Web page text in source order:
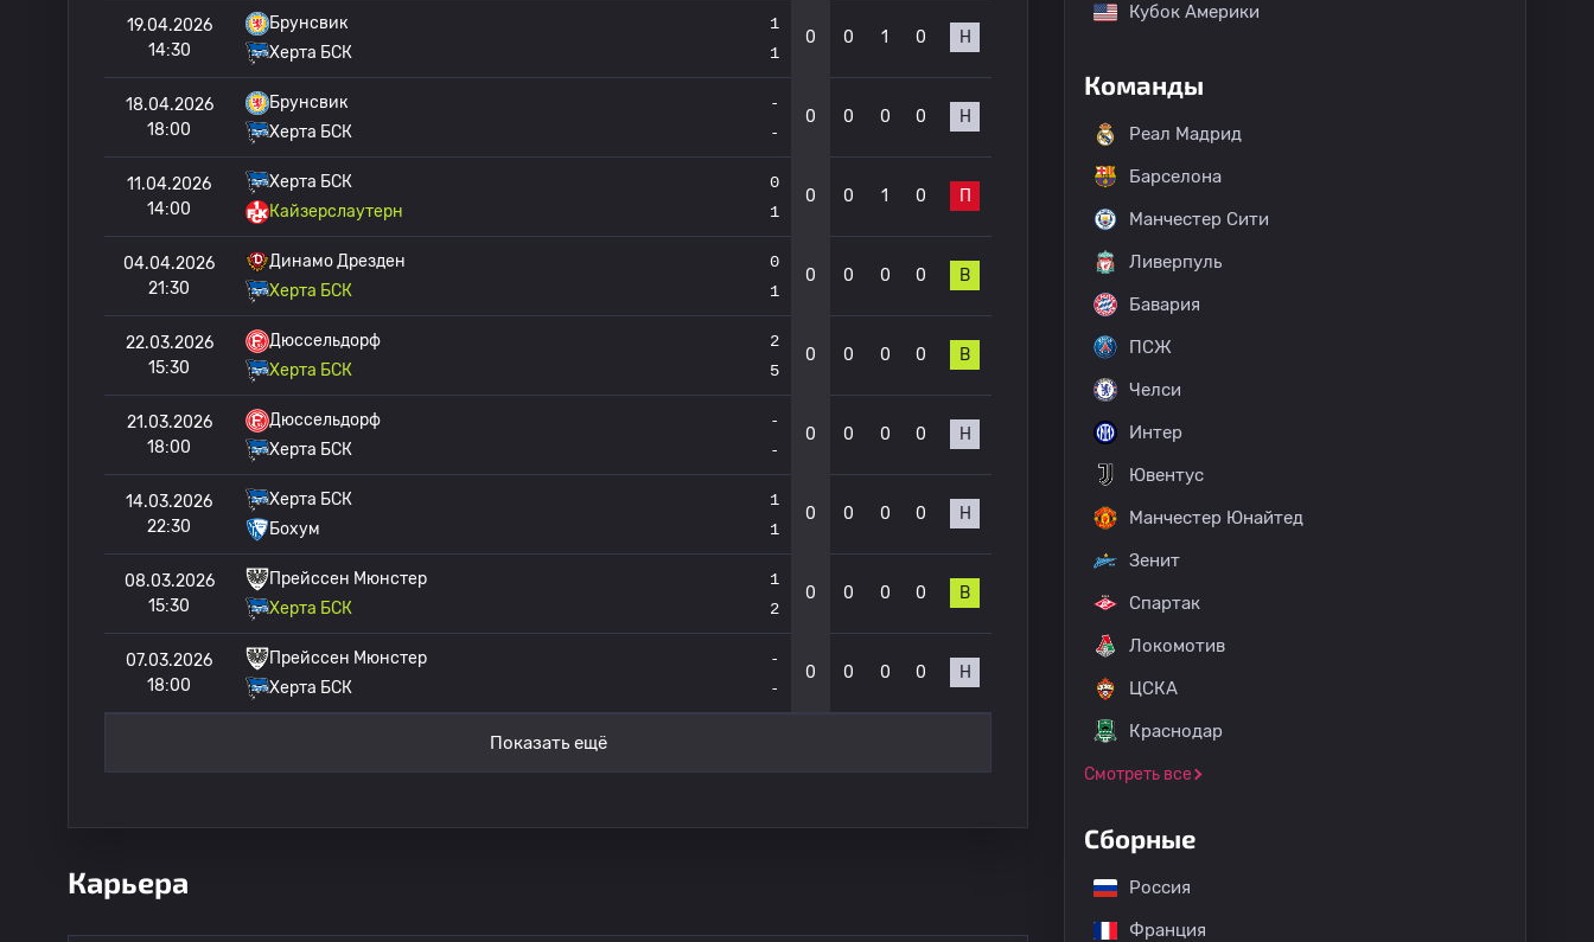
19.04.2026
14:30
Брунсвик
Херта БСК
1
1
0 0 1 0 Н
18.04.2026
18:00
Брунсвик
Херта БСК
-
-
0 0 0 0 Н
11.04.2026
14:00
Херта БСК
Кайзерслаутерн
0
1
0 0 1 0 П
04.04.2026
21:30
Динамо Дрезден
Херта БСК
0
1
0 0 0 0 В
22.03.2026
15:30
Дюссельдорф
Херта БСК
2
5
0 0 0 0 В
21.03.2026
18:00
Дюссельдорф
Херта БСК
-
-
0 0 0 0 Н
14.03.2026
22:30
Херта БСК
Бохум
1
1
0 0 0 0 Н
08.03.2026
15:30
Прейссен Мюнстер
Херта БСК
1
2
0 0 0 0 В
07.03.2026
18:00
Прейссен Мюнстер
Херта БСК
-
-
0 0 0 0 Н
Показать ещё
Карьера
Кубок Америки
Команды
Реал Мадрид
Барселона
Манчестер Сити
Ливерпуль
Бавария
ПСЖ
Челси
Интер
Ювентус
Манчестер Юнайтед
Зенит
Спартак
Локомотив
ЦСКА
Краснодар
Смотреть все
Сборные
Россия
Франция